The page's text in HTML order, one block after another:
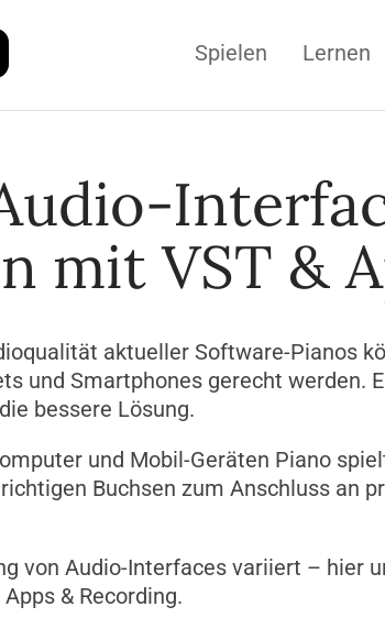
Spielen Lernen
mit VST &
aktueller Software-Pianos
und Smartphones gerecht werden.
bessere Lösung.
und Mobil-Geräten Piano
Buchsen zum Anschluss an
von Audio-Interfaces variiert – hier
& Recording.